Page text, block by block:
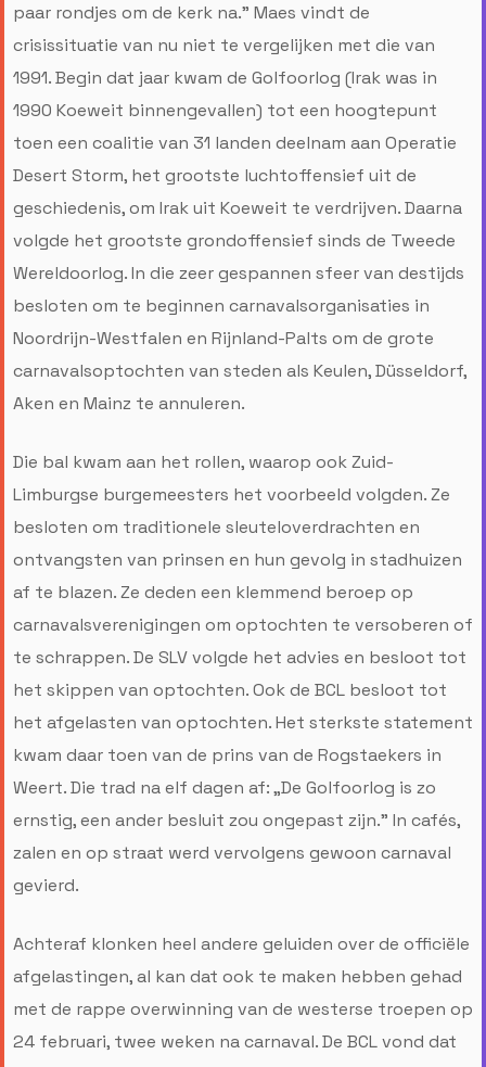
paar rondjes om de kerk na.” Maes vindt de
crisissituatie van nu niet te vergelijken met die van
1991. Begin dat jaar kwam de Golfoorlog (Irak was in
1990 Koeweit binnengevallen) tot een hoogtepunt
toen een coalitie van 31 landen deelnam aan Operatie
Desert Storm, het grootste luchtoffensief uit de
geschiedenis, om Irak uit Koeweit te verdrijven. Daarna
volgde het grootste grondoffensief sinds de Tweede
Wereldoorlog. In die zeer gespannen sfeer van destijds
besloten om te beginnen carnavalsorganisaties in
Noordrijn-Westfalen en Rijnland-Palts om de grote
carnavalsoptochten van steden als Keulen, Düsseldorf,
Aken en Mainz te annuleren.
Die bal kwam aan het rollen, waarop ook Zuid-
Limburgse burgemeesters het voorbeeld volgden. Ze
besloten om traditionele sleuteloverdrachten en
ontvangsten van prinsen en hun gevolg in stadhuizen
af te blazen. Ze deden een klemmend beroep op
carnavalsverenigingen om optochten te versoberen of
te schrappen. De SLV volgde het advies en besloot tot
het skippen van optochten. Ook de BCL besloot tot
het afgelasten van optochten. Het sterkste statement
kwam daar toen van de prins van de Rogstaekers in
Weert. Die trad na elf dagen af: „De Golfoorlog is zo
ernstig, een ander besluit zou ongepast zijn.” In cafés,
zalen en op straat werd vervolgens gewoon carnaval
gevierd.
Achteraf klonken heel andere geluiden over de officiële
afgelastingen, al kan dat ook te maken hebben gehad
met de rappe overwinning van de westerse troepen op
24 februari, twee weken na carnaval. De BCL vond dat